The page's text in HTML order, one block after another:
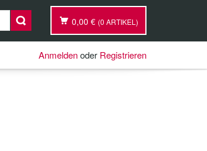
0,00 € (0 ARTIKEL)
Anmeldenoder Registrieren